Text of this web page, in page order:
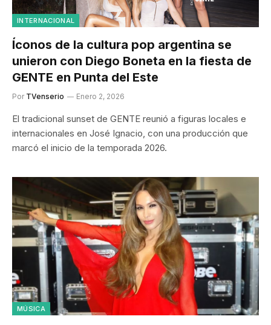
INTERNACIONAL
Íconos de la cultura pop argentina se
unieron con Diego Boneta en la fiesta de
GENTE en Punta del Este
Por TVenserio Enero 2, 2026
El tradicional sunset de GENTE reunió a figuras locales e
internacionales en José Ignacio, con una producción que
marcó el inicio de la temporada 2026.
MÚSICA